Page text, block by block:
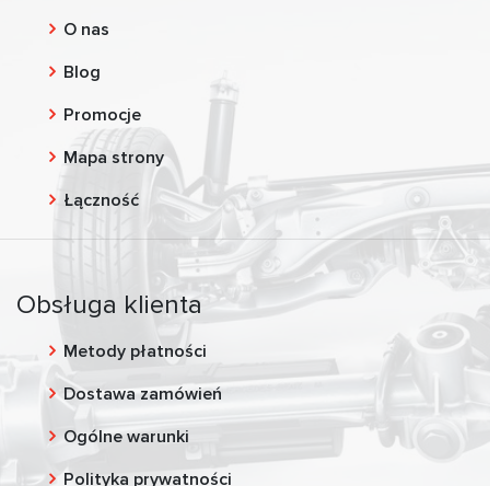
O nas
Blog
Promocje
Mapa strony
Łączność
Obsługa klienta
Metody płatności
Dostawa zamówień
Ogólne warunki
Polityka prywatności